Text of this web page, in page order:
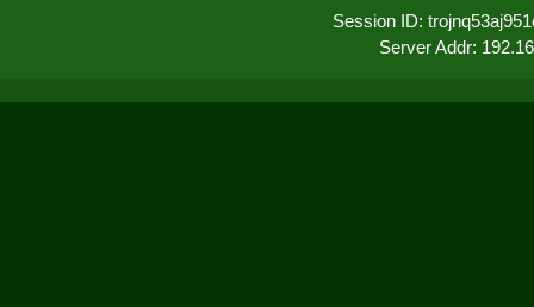
Session ID:
Server Addr: